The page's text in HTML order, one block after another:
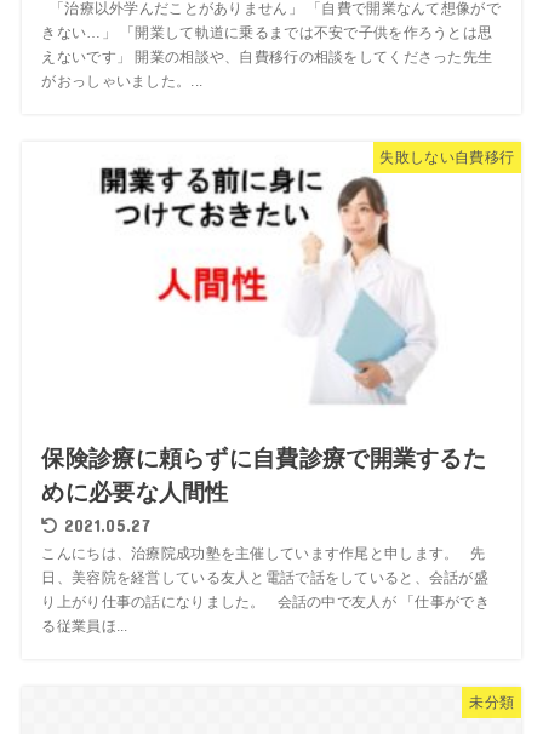
「治療以外学んだことがありません」 「自費で開業なんて想像がで
きない…」 「開業して軌道に乗るまでは不安で子供を作ろうとは思
えないです」 開業の相談や、自費移行の相談をしてくださった先生
がおっしゃいました。...
失敗しない自費移行
保険診療に頼らずに自費診療で開業するた
めに必要な人間性
2021.05.27
こんにちは、治療院成功塾を主催しています作尾と申します。 先
日、美容院を経営している友人と電話で話をしていると、会話が盛
り上がり仕事の話になりました。 会話の中で友人が 「仕事ができ
る従業員ほ...
未分類